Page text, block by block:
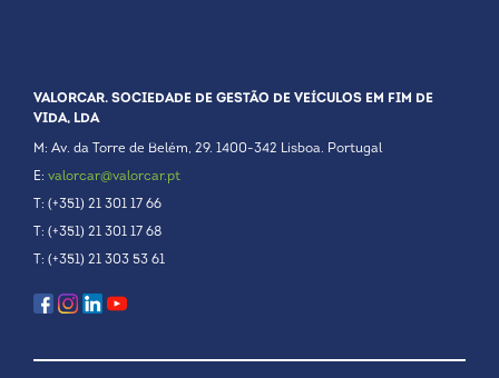
VALORCAR. SOCIEDADE DE GESTÃO DE VEÍCULOS EM FIM DE
VIDA, LDA
M: Av. da Torre de Belém, 29. 1400-342 Lisboa. Portugal
E: valorcar@valorcar.pt
T: (+351) 21 301 17 66
T: (+351) 21 301 17 68
T: (+351) 21 303 53 61